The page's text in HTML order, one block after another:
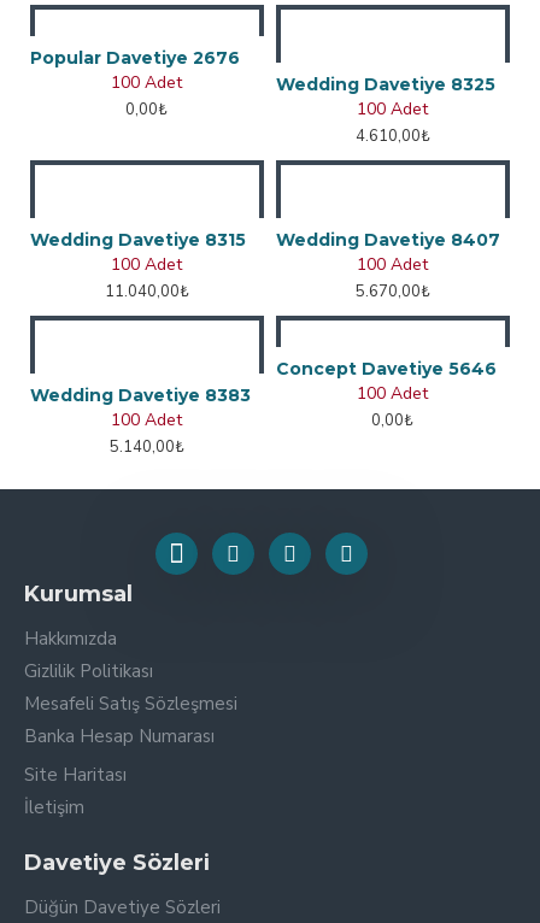
Popular Davetiye 2676
100 Adet
0,00₺
Wedding Davetiye 8325
100 Adet
4.610,00₺
Wedding Davetiye 8315
100 Adet
11.040,00₺
Wedding Davetiye 8407
100 Adet
5.670,00₺
Wedding Davetiye 8383
100 Adet
5.140,00₺
Concept Davetiye 5646
100 Adet
0,00₺
Kurumsal
Hakkımızda
Gizlilik Politikası
Mesafeli Satış Sözleşmesi
Banka Hesap Numarası
Site Haritası
İletişim
Davetiye Sözleri
Düğün Davetiye Sözleri